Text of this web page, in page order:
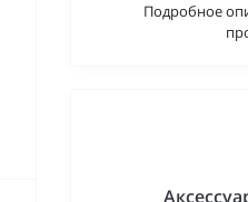
Подробное